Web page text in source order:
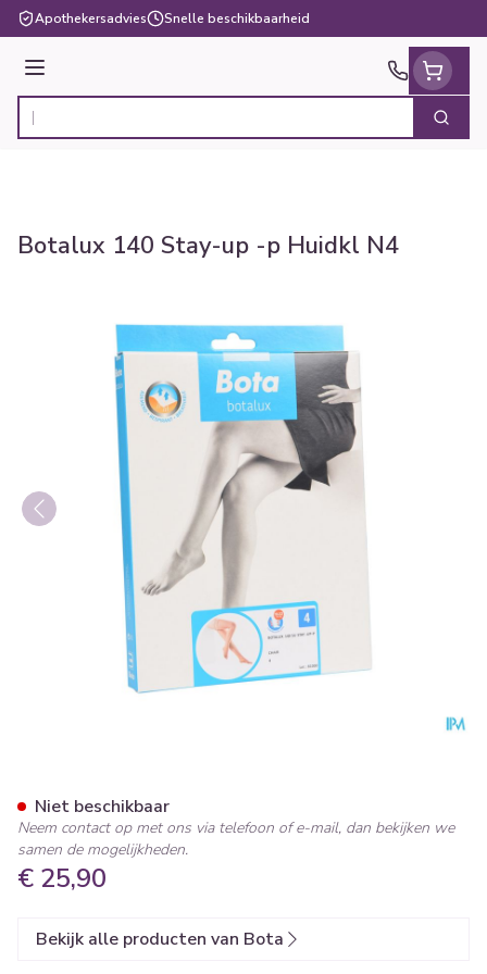
Ga naar de inhoud
Apothekersadvies Snelle beschikbaarheid
Menu
Product, merk, categorie... Zoek
Botalux 140 Stay-up -p Huidkl N4
€ 25,90
Niet beschikbaar
Neem contact op met ons via telefoon of e-mail, dan bekijken we
samen de mogelijkheden.
Bekijk alle producten van Bota